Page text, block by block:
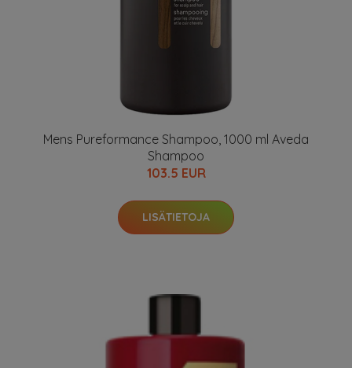
Mens Pureformance Shampoo, 1000 ml Aveda
Shampoo
103.5 EUR
LISÄTIETOJA